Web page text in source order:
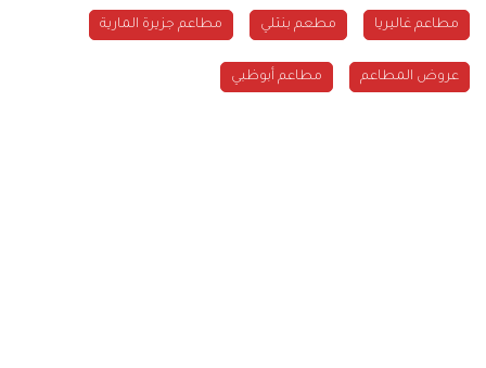
مطاعم غاليريا مطعم بنتلي مطاعم جزيرة المارية
عروض المطاعم مطاعم أبوظبي